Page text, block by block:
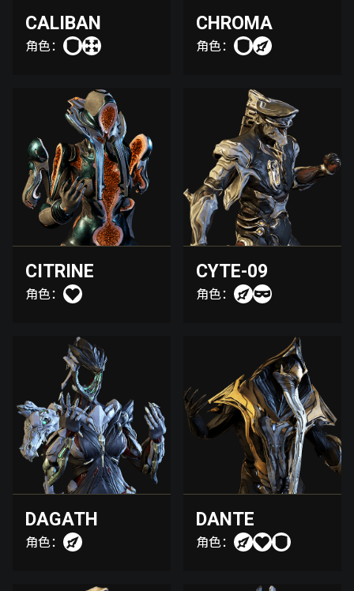
CALIBAN
角色：
CHROMA
角色：
CITRINE
角色：
CYTE-09
角色：
DAGATH
角色：
DANTE
角色：